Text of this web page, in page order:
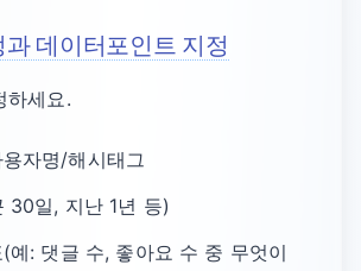
데이터포인트 지정
하세요.
자명/해시태그
30일, 지난 1년 등)
예: 댓글 수, 좋아요 수 중 무엇이